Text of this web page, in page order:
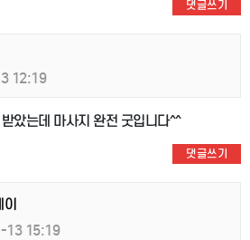
댓글쓰기
12:19
았는데 마사지 완전 굿입니다^^
댓글쓰기
이
15:19